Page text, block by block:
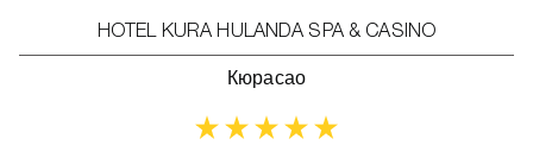
HOTEL KURA HULANDA SPA & CASINO
Кюрасао